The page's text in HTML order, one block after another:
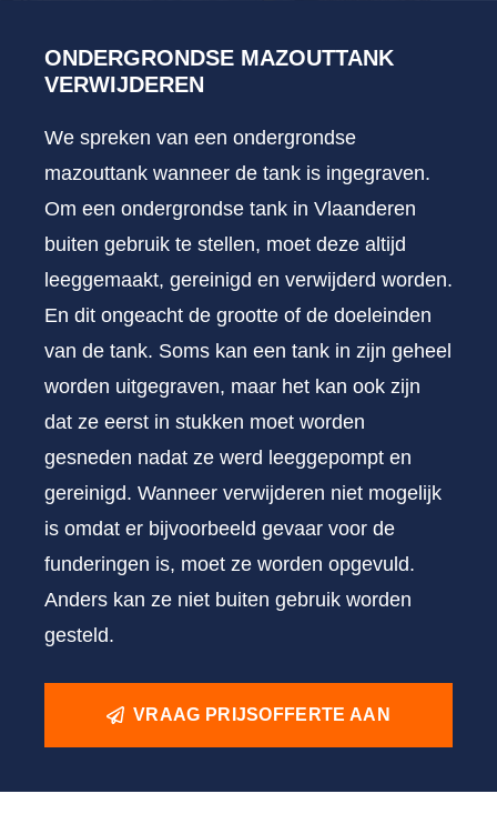
ONDERGRONDSE MAZOUTTANK
VERWIJDEREN
We spreken van een ondergrondse
mazouttank wanneer de tank is ingegraven.
Om een ondergrondse tank in Vlaanderen
buiten gebruik te stellen, moet deze altijd
leeggemaakt, gereinigd en verwijderd worden.
En dit ongeacht de grootte of de doeleinden
van de tank. Soms kan een tank in zijn geheel
worden uitgegraven, maar het kan ook zijn
dat ze eerst in stukken moet worden
gesneden nadat ze werd leeggepompt en
gereinigd. Wanneer verwijderen niet mogelijk
is omdat er bijvoorbeeld gevaar voor de
funderingen is, moet ze worden opgevuld.
Anders kan ze niet buiten gebruik worden
gesteld.
VRAAG PRIJSOFFERTE AAN